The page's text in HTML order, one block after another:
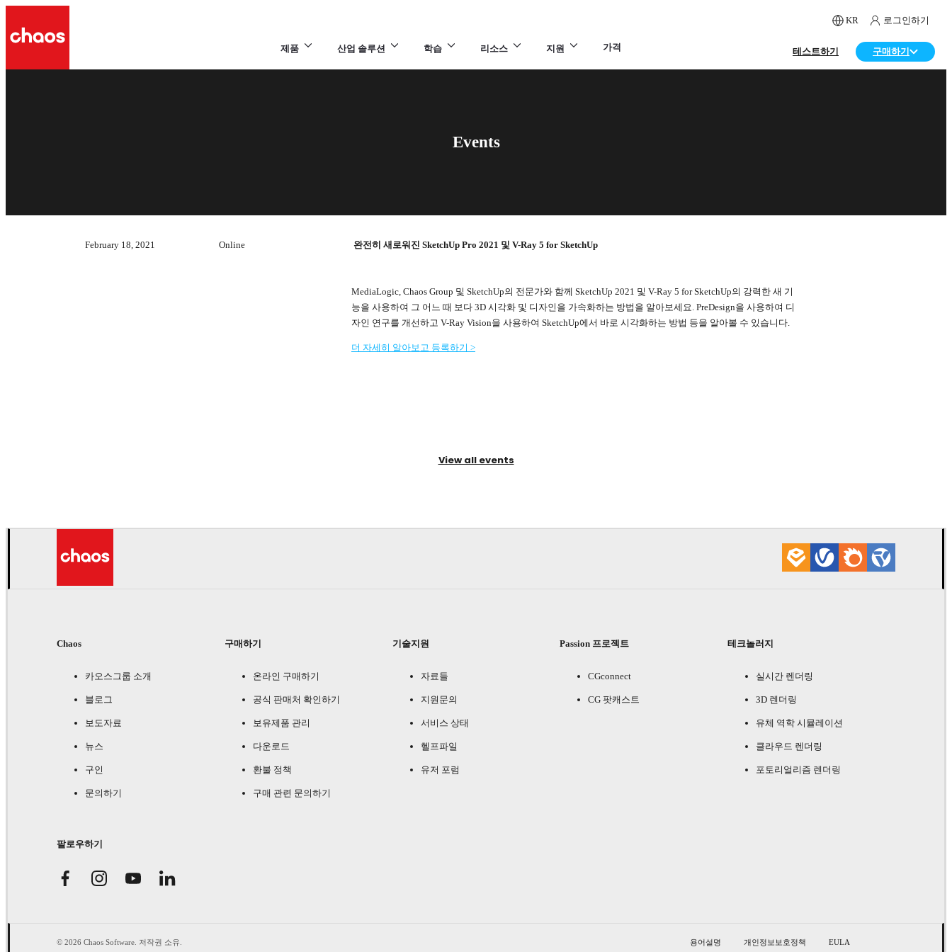
KR 로그인하기
제품 산업 솔루션 학습 리소스 지원 가격 테스트하기 구매하기
Events
February 18, 2021 Online 완전히 새로워진 SketchUp Pro 2021 및 V-Ray 5 for SketchUp
MediaLogic, Chaos Group 및 SketchUp의 전문가와 함께 SketchUp 2021 및 V-Ray 5 for SketchUp의 강력한 새 기
능을 사용하여 그 어느 때 보다 3D 시각화 및 디자인을 가속화하는 방법을 알아보세요. PreDesign을 사용하여 디
자인 연구를 개선하고 V-Ray Vision을 사용하여 SketchUp에서 바로 시각화하는 방법 등을 알아볼 수 있습니다.
더 자세히 알아보고 등록하기 >
View all events
Chaos
카오스그룹 소개
블로그
보도자료
뉴스
구인
문의하기
구매하기
온라인 구매하기
공식 판매처 확인하기
보유제품 관리
다운로드
환불 정책
구매 관련 문의하기
기술지원
자료들
지원문의
서비스 상태
헬프파일
유저 포럼
Passion 프로젝트
CGconnect
CG 팟캐스트
테크놀러지
실시간 렌더링
3D 렌더링
유체 역학 시뮬레이션
클라우드 렌더링
포토리얼리즘 렌더링
팔로우하기
© 2026 Chaos Software. 저작권 소유. 용어설명 개인정보보호정책 EULA